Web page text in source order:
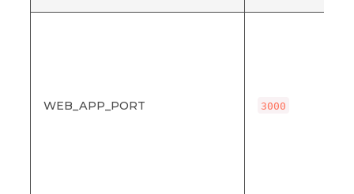
WEB_APP_PORT 3000